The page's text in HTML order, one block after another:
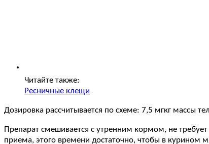
Читайте также:
Ресничные клещи
Дозировка рассчитывается по схеме: 7,5 мгкг массы
Препарат смешивается с утренним кормом, не
приема, этого времени достаточно, чтобы в курином